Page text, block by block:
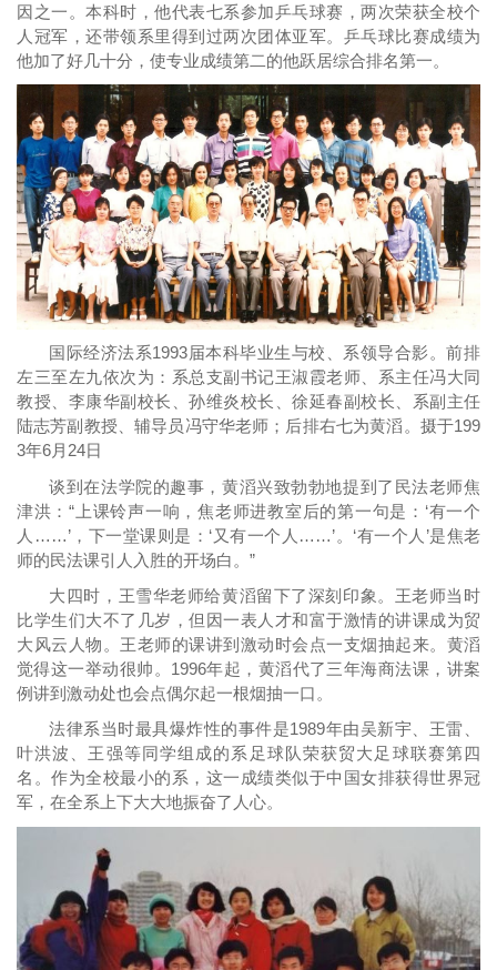
因之一。本科时，他代表七系参加乒乓球赛，两次荣获全校个
人冠军，还带领系里得到过两次团体亚军。乒乓球比赛成绩为
他加了好几十分，使专业成绩第二的他跃居综合排名第一。
国际经济法系1993届本科毕业生与校、系领导合影。前排
左三至左九依次为：系总支副书记王淑霞老师、系主任冯大同
教授、李康华副校长、孙维炎校长、徐延春副校长、系副主任
陆志芳副教授、辅导员冯守华老师；后排右七为黄滔。摄于199
3年6月24日
谈到在法学院的趣事，黄滔兴致勃勃地提到了民法老师焦
津洪：“上课铃声一响，焦老师进教室后的第一句是：‘有一个
人……’，下一堂课则是：‘又有一个人……’。‘有一个人’是焦老
师的民法课引人入胜的开场白。”
大四时，王雪华老师给黄滔留下了深刻印象。王老师当时
比学生们大不了几岁，但因一表人才和富于激情的讲课成为贸
大风云人物。王老师的课讲到激动时会点一支烟抽起来。黄滔
觉得这一举动很帅。1996年起，黄滔代了三年海商法课，讲案
例讲到激动处也会点偶尔起一根烟抽一口。
法律系当时最具爆炸性的事件是1989年由吴新宇、王雷、
叶洪波、王强等同学组成的系足球队荣获贸大足球联赛第四
名。作为全校最小的系，这一成绩类似于中国女排获得世界冠
军，在全系上下大大地振奋了人心。